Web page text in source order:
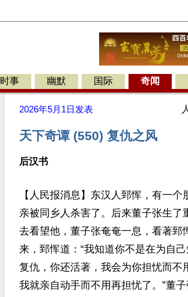
时事 幽默 国际 奇闻
2026年5月1日 发表
天下奇谭 (550) 复仇之风
后汉书
【人民报消息】东汉人郅恽，有一
亲被同乡人杀害了。后来董子张生了
去看望他，董子张奄奄一息，看著郅
来，郅恽道：“我知道你不是在为自
复仇，你还活著，我会为你担忧而不
我就亲自动手而不用再担忧了。”董